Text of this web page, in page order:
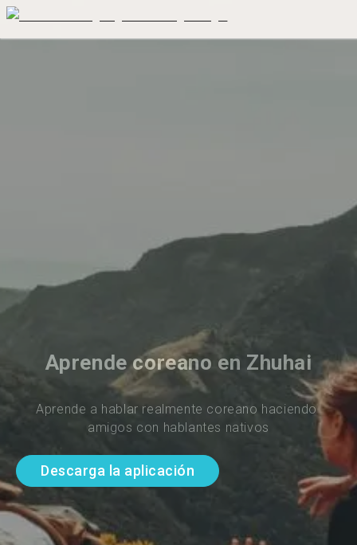
Aprende coreano en Zhuhai
Aprende a hablar realmente coreano haciendo
amigos con hablantes nativos
Descarga la aplicación